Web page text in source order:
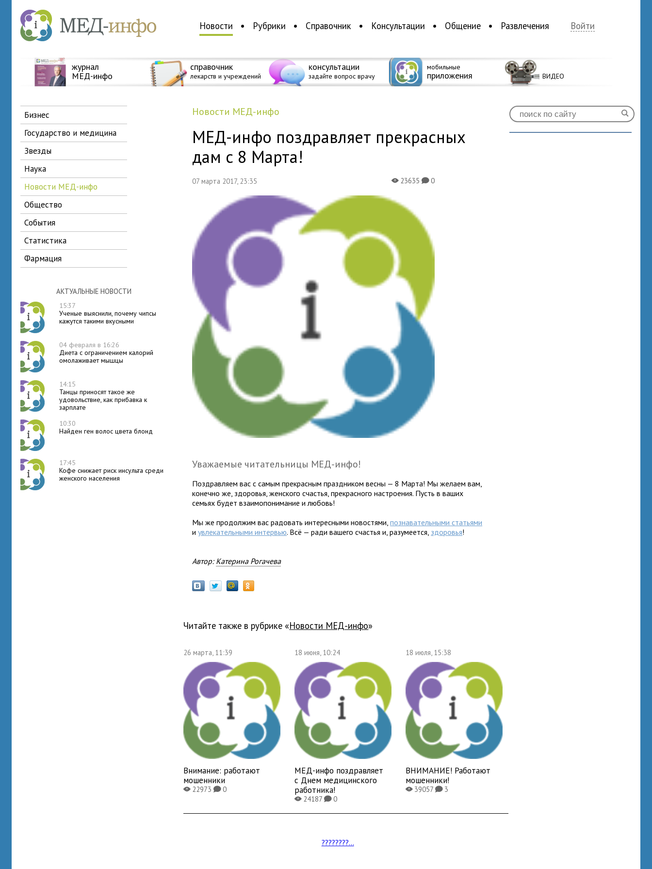
Новости Рубрики Справочник Консультации Общение Развлечения Войти
журнал
МЕД-инфо
справочник
лекарств и учреждений
консультации
задайте вопрос врачу
мобильные
приложения ВИДЕО
бизнес
государство и медицина
звезды
наука
новости МЕД-инфо
общество
события
статистика
фармация
АКТУАЛЬНЫЕ НОВОСТИ
15:37
Ученые выяснили, почему чипсы
кажутся такими вкусными
04 февраля в 16:26
Диета с ограничением калорий
омолаживает мышцы
14:15
Танцы приносят такое же
удовольствие, как прибавка к
зарплате
10:30
Найден ген волос цвета блонд
17:45
Кофе снижает риск инсульта среди
женского населения
новости МЕД-инфо
МЕД-инфо поздравляет прекрасных
дам с 8 Марта!
07 марта 2017, 23:35 X23635K0
Уважаемые читательницы МЕД-инфо!
Поздравляем вас с самым прекрасным праздником весны — 8 Марта! Мы желаем вам,
конечно же, здоровья, женского счастья, прекрасного настроения. Пусть в ваших
семьях будет взаимопонимание и любовь!
Мы же продолжим вас радовать интересными новостями,познавательными статьями
иувлекательными интервью. Всё — ради вашего счастья и, разумеется, здоровья!
Автор: Катерина Рогачева
Читайте также в рубрике « новости МЕД-инфо»
26 марта, 11:39
Внимание: работают
мошенники
X22973K0
18 июня, 10:24
МЕД-инфо поздравляет
с Днем медицинского
работника!
X24187K0
18 июля, 15:38
ВНИМАНИЕ! Работают
мошенники!
X39057K3
????????...